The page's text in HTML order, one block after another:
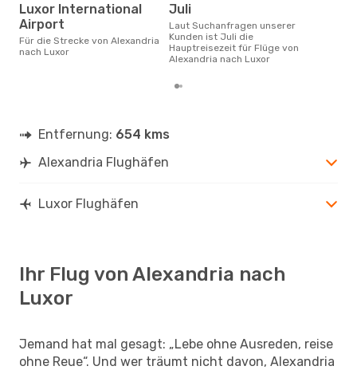
Luxor International
Airport
Für die Strecke von Alexandria
nach Luxor
Juli
Laut Suchanfragen unserer
Kunden ist Juli die
Hauptreisezeit für Flüge von
Alexandria nach Luxor
Entfernung: 654 kms
Alexandria Flughäfen
Luxor Flughäfen
Ihr Flug von Alexandria nach
Luxor
Jemand hat mal gesagt: „Lebe ohne Ausreden, reise
ohne Reue“. Und wer träumt nicht davon, Alexandria